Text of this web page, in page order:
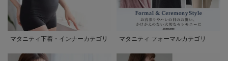
マタニティ下着・インナーカテゴリ マタニティ フォーマルカテゴリ